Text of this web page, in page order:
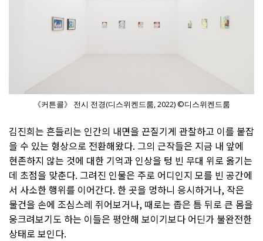
《커튼콜》 전시 전경(디스위켄드룸, 2022) ©디스위켄드룸
김진희는 흔들리는 인간의 내면을 끈질기게 관찰하고 이를 붙잡
을 수 있는 형상으로 전환해왔다. 그의 근작들은 지금 내 앞에
현존하지 않는 것에 대한 기억과 인상을 텅 빈 무대 위로 옮기는
데 초점을 맞춘다. 그려진 인물은 주로 어디인지 모를 빈 공간에
서 사소한 행위를 이어간다. 한 곳을 멍하니 응시하거나, 작은
물건을 손에 조심스레 쥐어보거나, 때로는 좁은 틈 뒤로 큰 몸을
웅크려보기도 하는 이들은 평안해 보이기보다 어딘가 불완전한
상태로 보인다.